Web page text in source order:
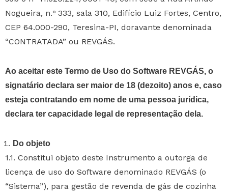
Nogueira, n.º 333, sala 310, Edifício Luiz Fortes, Centro,
CEP 64.000-290, Teresina-PI, doravante denominada
“CONTRATADA” ou REVGÁS.
Ao aceitar este Termo de Uso do Software REVGÁS, o
signatário declara ser maior de 18 (dezoito) anos e, caso
esteja contratando em nome de uma pessoa jurídica,
declara ter capacidade legal de representação dela.
Do objeto
1.1. Constitui objeto deste Instrumento a outorga de
licença de uso do Software denominado REVGÁS (o
“Sistema”), para gestão de revenda de gás de cozinha